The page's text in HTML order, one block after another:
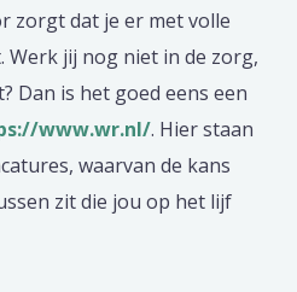
zorgt dat je er met volle
jij nog niet in de zorg,
Dan is het goed eens een
www.wr.nl/. Hier staan
waarvan de kans
zit die jou op het lijf